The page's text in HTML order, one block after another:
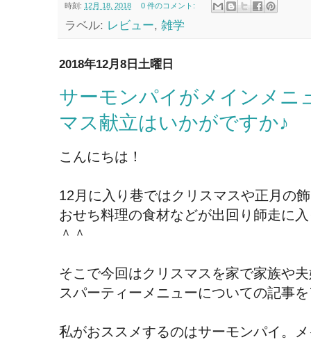
時刻: 12月 18, 2018 0 件のコメント:
ラベル: レビュー, 雑学
2018年12月8日土曜日
サーモンパイがメインメニ
マス献立はいかがですか♪
こんにちは！
12月に入り巷ではクリスマスや正月の
おせち料理の食材などが出回り師走に
＾＾
そこで今回はクリスマスを家で家族や
スパーティーメニューについての記事
私がおススメするのはサーモンパイ。